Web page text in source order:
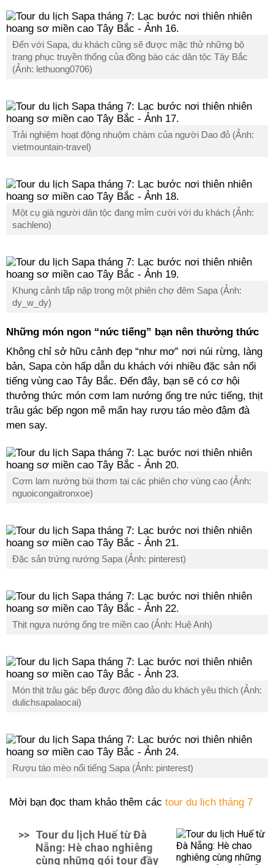
Đến với Sapa, du khách cũng sẽ được mặc thử những bộ
trang phục truyền thống của đồng bào các dân tộc Tây Bắc
(Ảnh: lethuong0706)
Trải nghiệm hoạt động nhuộm chàm của người Dao đỏ (Ảnh:
vietmountain-travel)
Một cụ già người dân tộc đang mỉm cười với du khách (Ảnh:
sachleno)
Khung cảnh tấp nập trong một phiên chợ đêm Sapa (Ảnh:
dy_w_dy)
Những món ngon “nức tiếng” bạn nên thưởng thức
Không chỉ sở hữu cảnh đẹp “như mơ” nơi núi rừng, làng
bản, Sapa còn hấp dẫn du khách với nhiều đặc sản nổi
tiếng vùng cao Tây Bắc. Đến đây, bạn sẽ có cơ hội
thưởng thức món cơm lam nướng ống tre nức tiếng, thịt
trâu gác bếp ngon mê mẩn hay rượu táo mèo đậm đà
men say.
Cơm lam nướng bùi thơm tại các phiên chợ vùng cao (Ảnh:
nguoicongaitronxoe)
Đặc sản trứng nướng Sapa (Ảnh: pinterest)
Thịt ngựa nướng ống tre miền cao (Ảnh: Huệ Anh)
Món thịt trâu gác bếp được đông đảo du khách yêu thích (Ảnh:
dulichsapalaocai)
Rượu táo mèo nổi tiếng Sapa (Ảnh: pinterest)
Mời bạn đọc tham khảo thêm các tour du lịch tháng 7
>> Tour du lịch Huế từ Đà
Nẵng: Hè chao nghiêng
cùng những gói tour đầy